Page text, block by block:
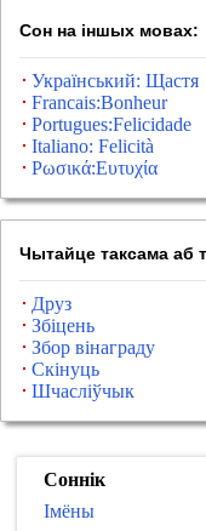
Сон на іншых мовах:
Український: Щастя
Francais:Bonheur
Portugues:Felicidade
Italiano: Felicità
Ρωσικά:Ευτυχία
Чытайце таксама аб
Друз
Збіцень
Збор вінаграду
Скінуць
Шчасліўчык
Соннік
Імёны